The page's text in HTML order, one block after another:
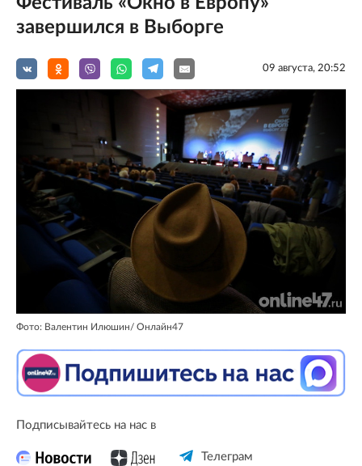
завершился в Выборге
09 августа, 20:52
Фото: Валентин Илюшин/ Oнлайн47
Подписывайтесь на нас в
Телеграм